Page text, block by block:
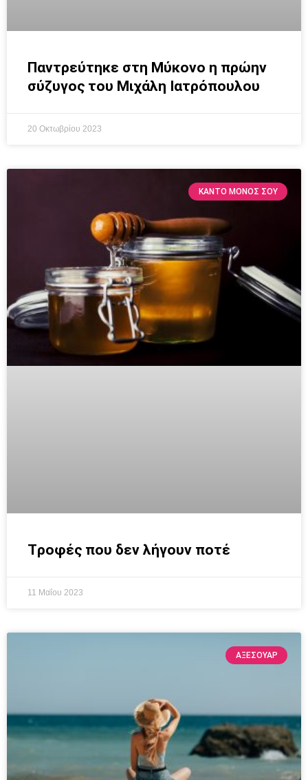
Παντρεύτηκε στη Μύκονο η πρώην
σύζυγος του Μιχάλη Ιατρόπουλου
20 Οκτωβρίου 2023
ΚΆΝΤΟ ΜΌΝΟΣ ΣΟΥ
Tροφές που δεν λήγουν ποτέ
11 Μαΐου 2023
ΑΞΕΣΟΥΆΡ